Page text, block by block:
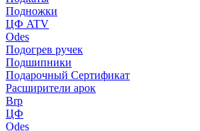
Подножки
ЦФ ATV
Odes
Подогрев ручек
Подшипники
Подарочный Сертификат
Расширители арок
Brp
ЦФ
Odes